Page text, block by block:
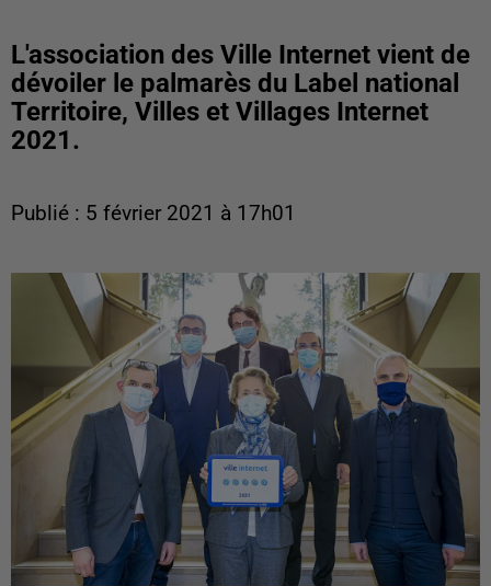
L'association des Ville Internet vient de
dévoiler le palmarès du Label national
Territoire, Villes et Villages Internet
2021.
Publié : 5 février 2021 à 17h01